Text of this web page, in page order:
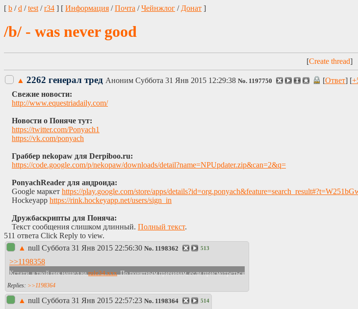
[ b /d /test /r34 ] [ Информация /Почта /Чейнжлог / Донат ]
/b/ - was never good
[ ]
▲ 2262 генерал тред Аноним Суббота 31 Янв 2015 12:29:38 No. 1197750 [Ответ] [
Свежие новости:
http://www.equestriadaily.com/
Новости о Поняче тут:
https://twitter.com/Ponyach1
https://vk.com/ponyach
Граббер nekopaw для Derpiboo.ru:
https://code.google.com/p/nekopaw/downloads/detail?name=NPUpdater.zip&can=2&q=
PonyachReader для андроида:
Google маркет https://play.google.com/store/apps/
Hockeyapp https://rink.hockeyapp.net/users/sign_in
Дружбаскрипты для Поняча:
Текст сообщения слишком длинный. Полный текст.
511 ответа Click Reply to view.
▲ null Суббота 31 Янв 2015 22:56:30 No. 1198362 513
>>1198358
Кстати, я твой пик нашел на rule34.xxx . По понятным причинам, если присмотреться
>>1198364
▲ null Суббота 31 Янв 2015 22:57:23 No. 1198364 514